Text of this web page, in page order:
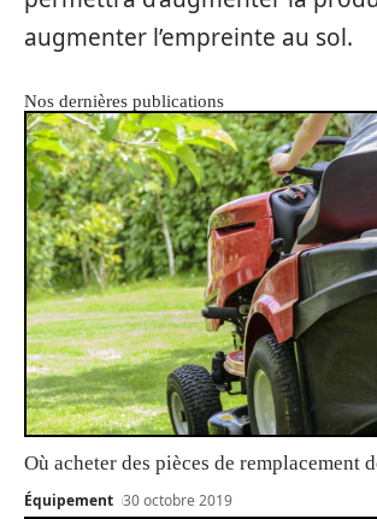
augmenter l’empreinte au sol.
Nos dernières publications
Où acheter des pièces de remplacement
Équipement 30 octobre 2019